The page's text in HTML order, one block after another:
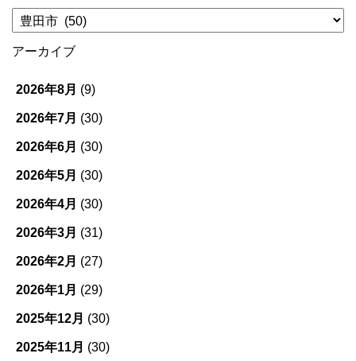
カ
テ
ゴ
ー
アーカイブ
2026年8月 (9)
2026年7月 (30)
2026年6月 (30)
2026年5月 (30)
2026年4月 (30)
2026年3月 (31)
2026年2月 (27)
2026年1月 (29)
2025年12月 (30)
2025年11月 (30)